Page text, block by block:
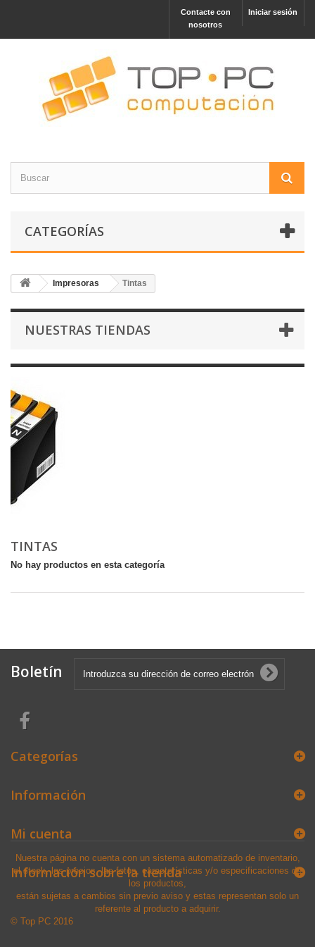
Iniciar sesión
Contacte con
nosotros
CATEGORÍAS
Impresoras Tintas
NUESTRAS TIENDAS
TINTAS
No hay productos en esta categoría
Boletín
Categorías
Información
Nuestra página no cuenta con un sistema automatizado de inventario,
el stock, los precios, las fotos, características y/o especificaciones de
los productos,
están sujetas a cambios sin previo aviso y estas representan solo un
referente al producto a adquirir.
© Top PC 2016
Mi cuenta
Información sobre la tienda